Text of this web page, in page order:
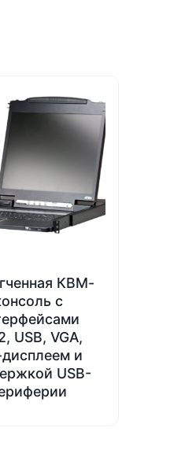
КВМ-
с
USB, VGA,
и
USB-